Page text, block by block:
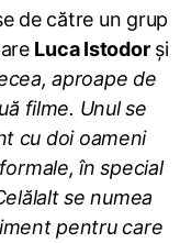
de către un grup
Luca Istodorși
aproape de
filme. Unul se
cu doi oameni
în special
se numea
pentru care